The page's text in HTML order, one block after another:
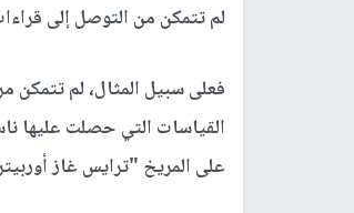
لم تتمكن من التوصل إلى
فعلى سبيل المثال، لم تتمكن
القياسات التي حصلت عليها
على المريخ "ترايس غاز